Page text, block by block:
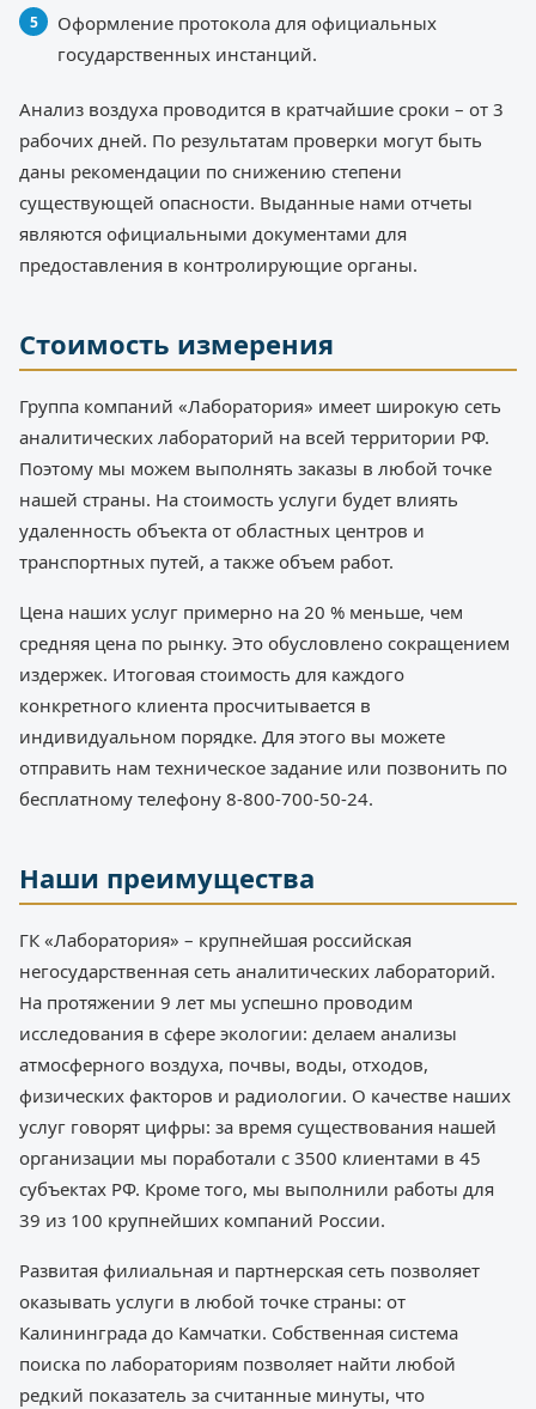
Оформление протокола для официальных
государственных инстанций.
Анализ воздуха проводится в кратчайшие сроки – от 3
рабочих дней. По результатам проверки могут быть
даны рекомендации по снижению степени
существующей опасности. Выданные нами отчеты
являются официальными документами для
предоставления в контролирующие органы.
Стоимость измерения
Группа компаний «Лаборатория» имеет широкую сеть
аналитических лабораторий на всей территории РФ.
Поэтому мы можем выполнять заказы в любой точке
нашей страны. На стоимость услуги будет влиять
удаленность объекта от областных центров и
транспортных путей, а также объем работ.
Цена наших услуг примерно на 20 % меньше, чем
средняя цена по рынку. Это обусловлено сокращением
издержек. Итоговая стоимость для каждого
конкретного клиента просчитывается в
индивидуальном порядке. Для этого вы можете
отправить нам техническое задание или позвонить по
бесплатному телефону 8-800-700-50-24.
Наши преимущества
ГК «Лаборатория» – крупнейшая российская
негосударственная сеть аналитических лабораторий.
На протяжении 9 лет мы успешно проводим
исследования в сфере экологии: делаем анализы
атмосферного воздуха, почвы, воды, отходов,
физических факторов и радиологии. О качестве наших
услуг говорят цифры: за время существования нашей
организации мы поработали с 3500 клиентами в 45
субъектах РФ. Кроме того, мы выполнили работы для
39 из 100 крупнейших компаний России.
Развитая филиальная и партнерская сеть позволяет
оказывать услуги в любой точке страны: от
Калининграда до Камчатки. Собственная система
поиска по лабораториям позволяет найти любой
редкий показатель за считанные минуты, что